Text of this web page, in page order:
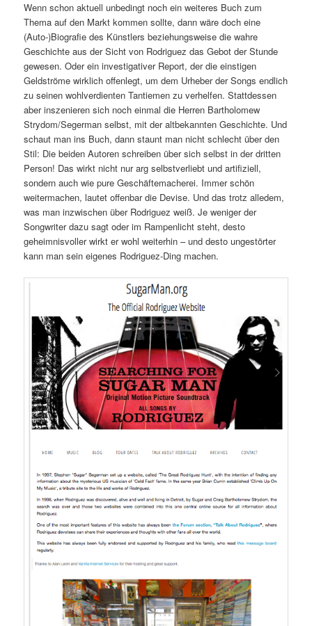
Wenn schon aktuell unbedingt noch ein weiteres Buch zum
Thema auf den Markt kommen sollte, dann wäre doch eine
(Auto-)Biografie des Künstlers beziehungsweise die wahre
Geschichte aus der Sicht von Rodriguez das Gebot der Stunde
gewesen. Oder ein investigativer Report, der die einstigen
Geldströme wirklich offenlegt, um dem Urheber der Songs endlich
zu seinen wohlverdienten Tantiemen zu verhelfen. Stattdessen
aber inszenieren sich noch einmal die Herren Bartholomew
Strydom/Segerman selbst, mit der altbekannten Geschichte. Und
schaut man ins Buch, dann staunt man nicht schlecht über den
Stil: Die beiden Autoren schreiben über sich selbst in der dritten
Person! Das wirkt nicht nur arg selbstverliebt und artifiziell,
sondern auch wie pure Geschäftemacherei. Immer schön
weitermachen, lautet offenbar die Devise. Und das trotz alledem,
was man inzwischen über Rodriguez weiß. Je weniger der
Songwriter dazu sagt oder im Rampenlicht steht, desto
geheimnisvoller wirkt er wohl weiterhin – und desto ungestörter
kann man sein eigenes Rodriguez-Ding machen.